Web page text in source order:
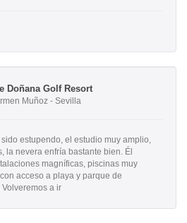
Doñana Golf Resort
Muñoz - Sevilla
estupendo, el estudio muy amplio,
la nevera enfría bastante bien. Él
magníficas, piscinas muy
acceso a playa y parque de
a ir